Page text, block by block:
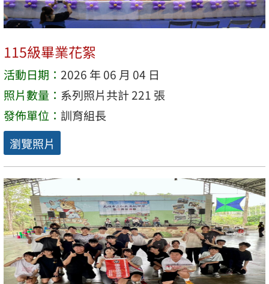
115級畢業花絮
活動日期： 2026 年 06 月 04 日
照片數量： 系列照片共計 221 張
發佈單位： 訓育組長
瀏覽照片